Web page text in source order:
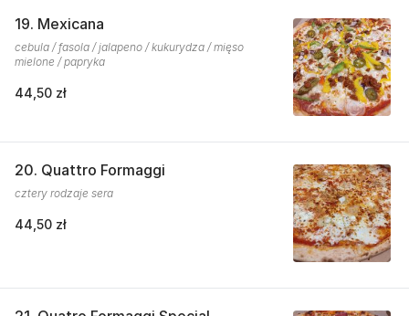
19. Mexicana
cebula / fasola / jalapeno / kukurydza / mięso
mielone / papryka
44,50 zł
20. Quattro Formaggi
cztery rodzaje sera
44,50 zł